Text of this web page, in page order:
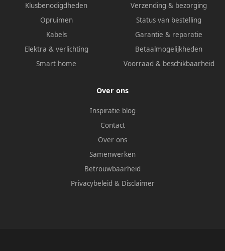
Klusbenodigdheden
Opruimen
Kabels
Elektra & verlichting
Smart home
Verzending & bezorging
Status van bestelling
Garantie & reparatie
Betaalmogelijkheden
Voorraad & beschikbaarheid
Over ons
Inspiratie blog
Contact
Over ons
Samenwerken
Betrouwbaarheid
Privacybeleid & Disclaimer